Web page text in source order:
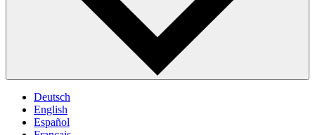
Deutsch
English
Español